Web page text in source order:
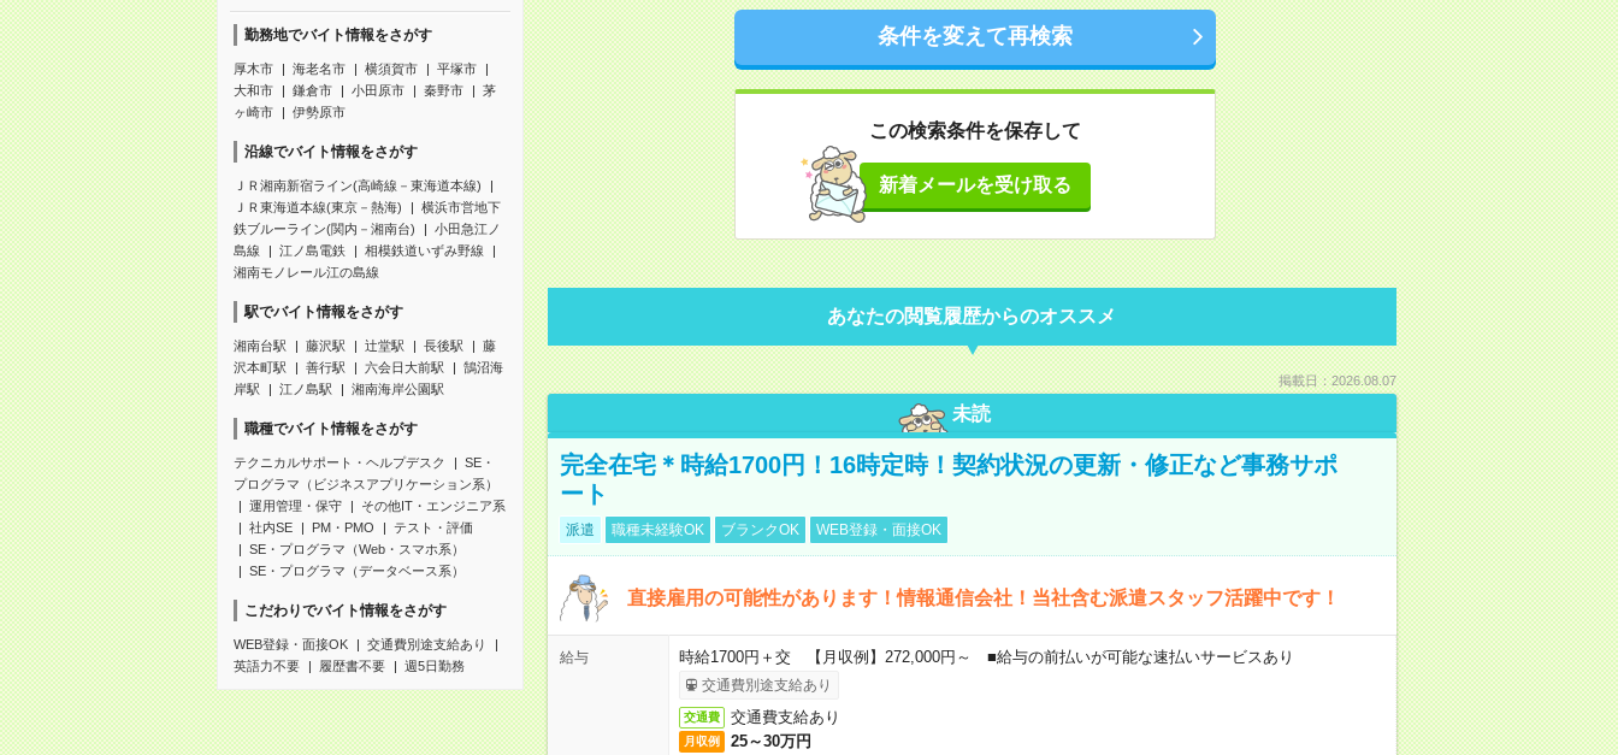
勤務地でバイト情報をさがす
厚木市 海老名市 横須賀市
平塚市
大和市
鎌倉市 小田原市 秦野市
茅
ヶ崎市
伊勢原市
沿線でバイト情報をさがす
ＪＲ湘南新宿ライン(高崎線－東海道本線)
ＪＲ東海道本線(東京－熱海)
横浜市営地下
鉄ブルーライン(関内－湘南台)
小田急江ノ
島線
江ノ島電鉄
相模鉄道いずみ野線
湘南モノレール江の島線
駅でバイト情報をさがす
湘南台駅 藤沢駅 辻堂駅 長後駅
藤
沢本町駅
善行駅 六会日大前駅
鵠沼海
岸駅
江ノ島駅 湘南海岸公園駅
職種でバイト情報をさがす
テクニカルサポート・ヘルプデスク
SE・
プログラマ（ビジネスアプリケーション系）
運用管理・保守
その他IT・エンジニア系
社内SE
PM・PMO
テスト・評価
SE・プログラマ（Web・スマホ系）
SE・プログラマ（データベース系）
こだわりでバイト情報をさがす
WEB登録・面接OK
交通費別途支給あり
英語力不要
履歴書不要 週5日勤務
条件を変えて再検索
この検索条件を保存して
新着メールを受け取る
あなたの閲覧履歴からのオススメ
掲載日：2026.08.07
未読
完全在宅＊時給1700円！16時定時！契約状況の更新・修正など事務サポ
ート
派遣 職種未経験OK ブランクOK WEB登録・面接OK
直接雇用の可能性があります！情報通信会社！当社含む派遣スタッフ活躍中です！
給与 時給1700円＋交 【月収例】272,000円～ ■給与の前払いが可能な速払いサービスあり
交通費別途支給あり
交通費 交通費支給あり
月収例 25～30万円